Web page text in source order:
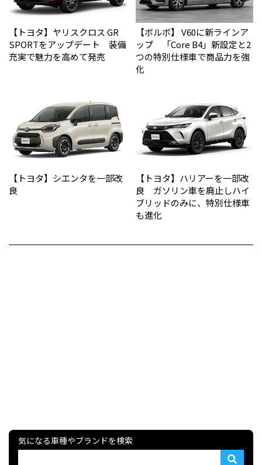
【トヨタ】ヤリスクロス GR
SPORTをアップデート 装備
充実で魅力を高めて発売
【ボルボ】 V60に新ラインア
ップ 「Core B4」新設定と2
つの特別仕様車で商品力を強
化
【トヨタ】シエンタを一部改
良
【トヨタ】ハリアーを一部改
良 ガソリン車を廃止しハイ
ブリッドのみに、特別仕様車
も進化
気になる車種やブランドを検索